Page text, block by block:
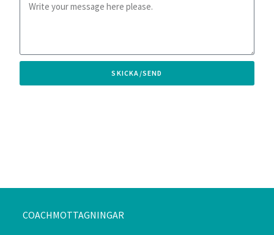
SKICKA/SEND
COACHMOTTAGNINGAR